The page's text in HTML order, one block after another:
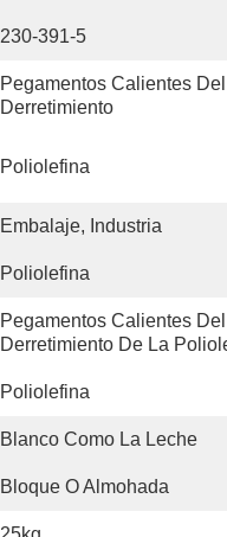
230-391-5
Pegamentos Calientes Del
Derretimiento
Poliolefina
Embalaje, Industria
Poliolefina
Pegamentos Calientes Del
Derretimiento De La
Poliolefina
Blanco Como La Leche
Bloque O Almohada